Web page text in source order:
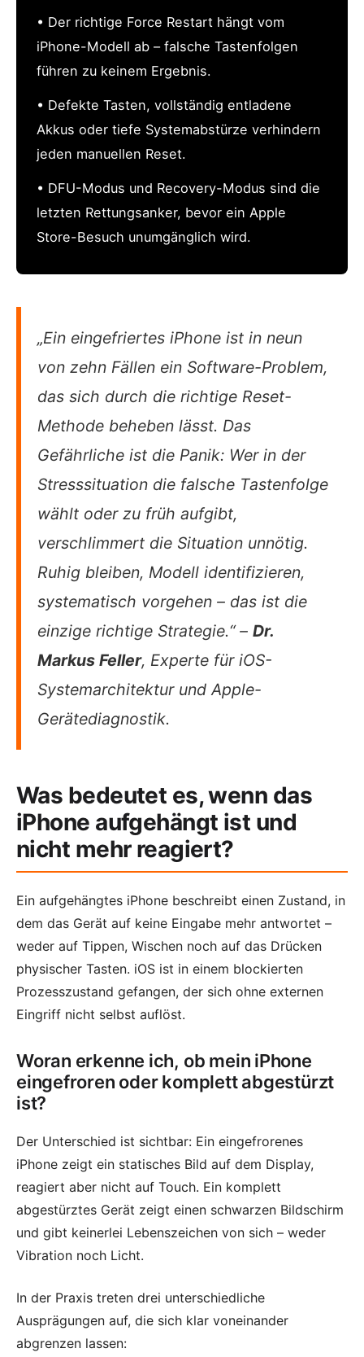
• Der richtige Force Restart hängt vom
iPhone-Modell ab – falsche Tastenfolgen
führen zu keinem Ergebnis.
• Defekte Tasten, vollständig entladene
Akkus oder tiefe Systemabstürze verhindern
jeden manuellen Reset.
• DFU-Modus und Recovery-Modus sind die
letzten Rettungsanker, bevor ein Apple
Store-Besuch unumgänglich wird.
„Ein eingefriertes iPhone ist in neun
von zehn Fällen ein Software-Problem,
das sich durch die richtige Reset-
Methode beheben lässt. Das
Gefährliche ist die Panik: Wer in der
Stresssituation die falsche Tastenfolge
wählt oder zu früh aufgibt,
verschlimmert die Situation unnötig.
Ruhig bleiben, Modell identifizieren,
systematisch vorgehen – das ist die
einzige richtige Strategie.“ – Dr.
Markus Feller, Experte für iOS-
Systemarchitektur und Apple-
Gerätediagnostik.
Was bedeutet es, wenn das
iPhone aufgehängt ist und
nicht mehr reagiert?
Ein aufgehängtes iPhone beschreibt einen Zustand, in
dem das Gerät auf keine Eingabe mehr antwortet –
weder auf Tippen, Wischen noch auf das Drücken
physischer Tasten. iOS ist in einem blockierten
Prozesszustand gefangen, der sich ohne externen
Eingriff nicht selbst auflöst.
Woran erkenne ich, ob mein iPhone
eingefroren oder komplett abgestürzt
ist?
Der Unterschied ist sichtbar: Ein eingefrorenes
iPhone zeigt ein statisches Bild auf dem Display,
reagiert aber nicht auf Touch. Ein komplett
abgestürztes Gerät zeigt einen schwarzen Bildschirm
und gibt keinerlei Lebenszeichen von sich – weder
Vibration noch Licht.
In der Praxis treten drei unterschiedliche
Ausprägungen auf, die sich klar voneinander
abgrenzen lassen: